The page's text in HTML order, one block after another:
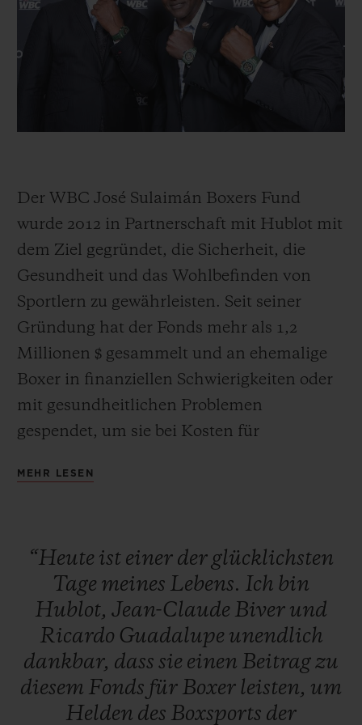
Der WBC José Sulaimán Boxers Fund
wurde 2012 in Partnerschaft mit Hublot mit
dem Ziel gegründet, die Sicherheit, die
Gesundheit und das Wohlbefinden von
Sportlern zu gewährleisten. Seit seiner
Gründung hat der Fonds mehr als 1,2
Millionen $ gesammelt und an ehemalige
Boxer in finanziellen Schwierigkeiten oder
mit gesundheitlichen Problemen
gespendet, um sie bei Kosten für
medizinische Versorgung zu unterstützen.
einzigartige Pakete, deren Erlöse
vollständig an den Fonds gespendet
wurden. Die einmaligen Pakete umfassten
die Chance, am nächsten Tag vor dem
Kampf Canelo vs. Jacobs selbst in den Ring
zu steigen, für eines der führenden Major
League Baseball-Teams den ersten Ball zu
MEHR LESEN
“Heute ist einer der glücklichsten
Tage meines Lebens. Ich bin
Hublot, Jean-Claude Biver und
Ricardo Guadalupe unendlich
dankbar, dass sie einen Beitragzu
diesem Fonds für Boxer leisten, um
Helden des Boxsports der